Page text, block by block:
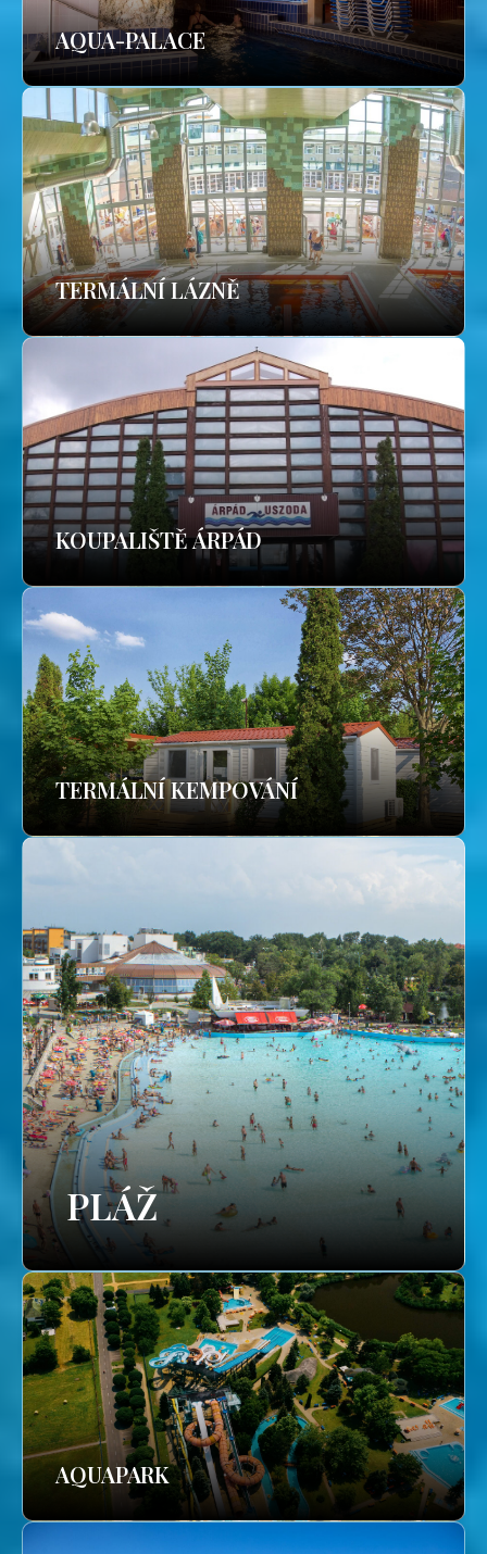
AQUA-PALACE
TERMÁLNÍ LÁZNĚ
KOUPALIŠTĚ ÁRPÁD
TERMÁLNÍ KEMPOVÁNÍ
PLÁŽ
AQUAPARK